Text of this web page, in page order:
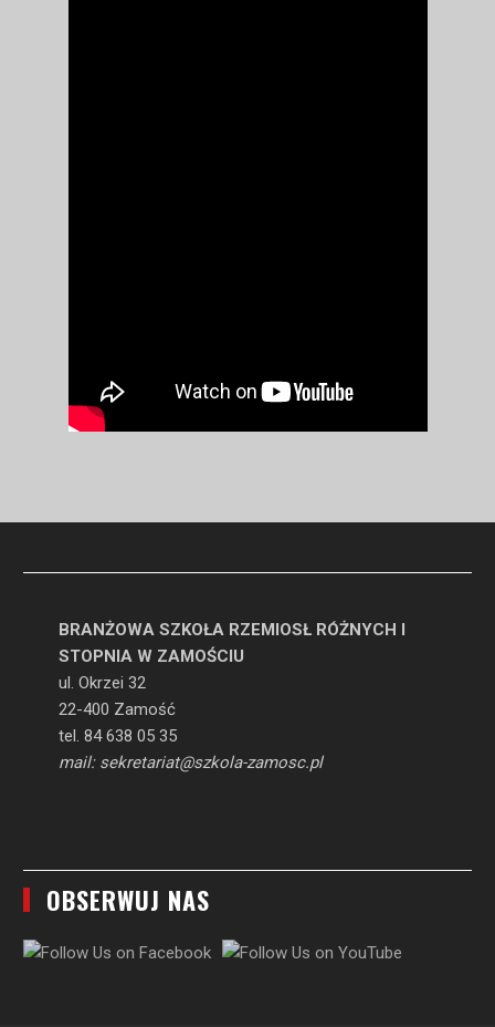
BRANŻOWA SZKOŁA RZEMIOSŁ RÓŻNYCH I
STOPNIA W ZAMOŚCIU
ul. Okrzei 32
22-400 Zamość
tel. 84 638 05 35
mail: sekretariat@szkola-zamosc.pl
OBSERWUJ NAS